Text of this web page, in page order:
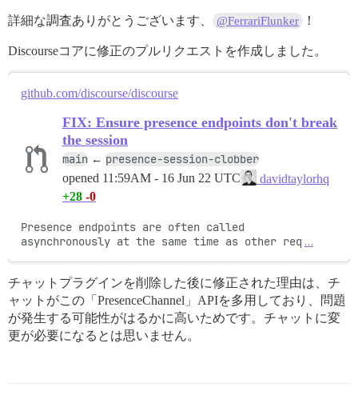
詳細な調査ありがとうございます、 @FerrariFlunker ！
Discourseコアに修正のプルリクエストを作成しました。
github.com/discourse/discourse
FIX: Ensure presence endpoints don't break
the session
main ← presence-session-clobber
opened 11:59AM - 16 Jun 22 UTC
davidtaylorhq
+28 -0
Presence endpoints are often called
asynchronously at the same time as other req …
チャットプラグインを削除した後に修正された理由は、チ
ャットがこの「PresenceChannel」APIを多用しており、問題
が発生する可能性がはるかに高いためです。チャットに変
更が必要になるとは思いません。